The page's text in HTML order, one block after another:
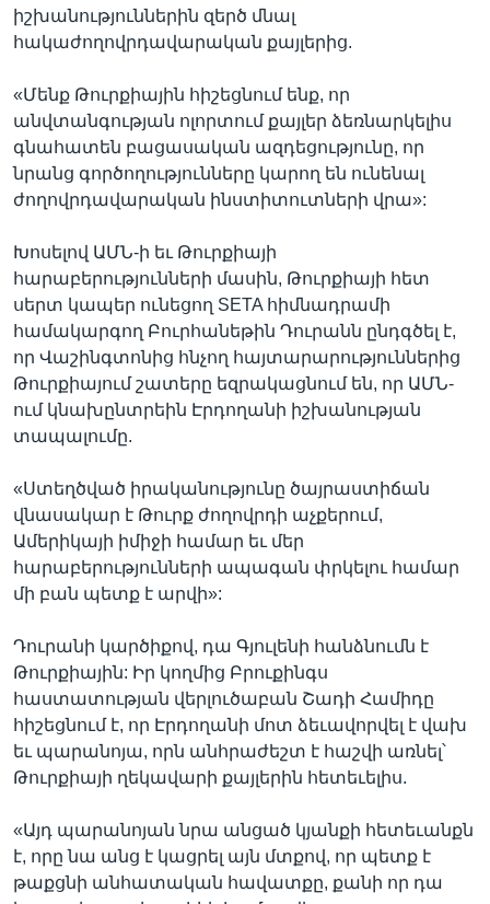
իշխանություններին զերծ մնալ
հակաժողովրդավարական քայլերից.
«Մենք Թուրքիային հիշեցնում ենք, որ
անվտանգության ոլորտում քայլեր ձեռնարկելիս
գնահատեն բացասական ազդեցությունը, որ
նրանց գործողությունները կարող են ունենալ
ժողովրդավարական ինստիտուտների վրա»:
Խոսելով ԱՄՆ-ի եւ Թուրքիայի
հարաբերությունների մասին, Թուրքիայի հետ
սերտ կապեր ունեցող SETA հիմնադրամի
համակարգող Բուրհանեթին Դուրանն ընդգծել է,
որ Վաշինգտոնից հնչող հայտարարություններից
Թուրքիայում շատերը եզրակացնում են, որ ԱՄՆ-
ում կնախընտրեին Էրդողանի իշխանության
տապալումը.
«Ստեղծված իրականությունը ծայրաստիճան
վնասակար է Թուրք ժողովրդի աչքերում,
Ամերիկայի իմիջի համար եւ մեր
հարաբերությունների ապագան փրկելու համար
մի բան պետք է արվի»:
Դուրանի կարծիքով, դա Գյուլենի հանձնումն է
Թուրքիային: Իր կողմից Բրուքինգս
հաստատության վերլուծաբան Շադի Համիդը
հիշեցնում է, որ Էրդողանի մոտ ձեւավորվել է վախ
եւ պարանոյա, որն անհրաժեշտ է հաշվի առնել՝
Թուրքիայի ղեկավարի քայլերին հետեւելիս.
«Այդ պարանոյան նրա անցած կյանքի հետեւանքն
է, որը նա անց է կացրել այն մտքով, որ պետք է
թաքցնի անհատական հավատքը, քանի որ դա